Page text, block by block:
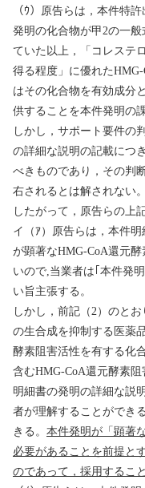
（ｳ）原告らは，本件特
発明の化合物が甲 2の一般
ていた以上，「コレステ
得る程度」に優れたHMG-
はその化合物を有効成分
供することを本件発明の
しかし，サポート要件の
の詳細な説明の記載につ
べきものであり，その判
右されるとは解されない。
したがって，原告らの上
イ（ｱ）原告らは，本件
が顕著なHMG-CoA還元酵
いので 当業者は｢本件発
い旨主張する。
しかし，前記（ 2 ）のと
の生合成を抑制する医薬
酵素阻害活性を有する化
含むHMG-CoA還元酵素阻
明細書の発明の詳細な説
者が理解することができ
きる。 本件発明が「顕著な
必要があることを前提と
のであって，採用するこ